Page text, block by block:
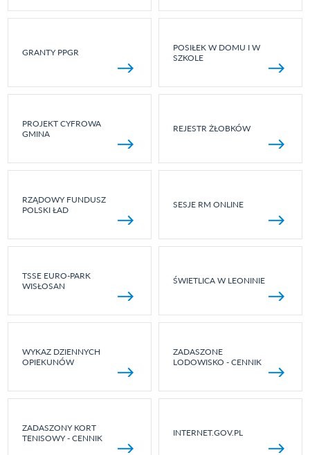
GRANTY PPGR
POSIŁEK W DOMU I W
SZKOLE
PROJEKT CYFROWA
GMINA
REJESTR ŻŁOBKÓW
RZĄDOWY FUNDUSZ
POLSKI ŁAD
SESJE RM ONLINE
TSSE EURO-PARK
WISŁOSAN
ŚWIETLICA W LEONINIE
WYKAZ DZIENNYCH
OPIEKUNÓW
ZADASZONE
LODOWISKO - CENNIK
ZADASZONY KORT
TENISOWY - CENNIK
INTERNET.GOV.PL